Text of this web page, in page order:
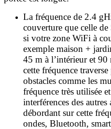
La fréquence de 2.4
couverture que celle
si votre zone WiFi à
exemple maison +
45 m à l’intérieur et 90
cette fréquence
obstacles comme les
fréquence très utilisée
interférences des
débordant sur cette
ondes, Bluetooth,